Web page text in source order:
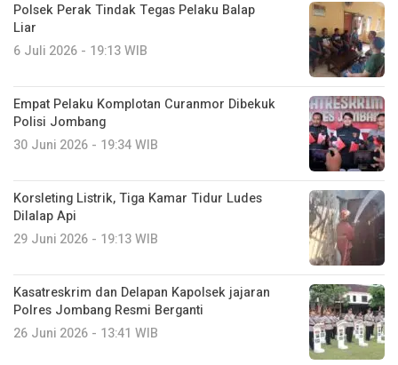
Polsek Perak Tindak Tegas Pelaku Balap
Liar
6 Juli 2026 - 19:13 WIB
Empat Pelaku Komplotan Curanmor Dibekuk
Polisi Jombang
30 Juni 2026 - 19:34 WIB
Korsleting Listrik, Tiga Kamar Tidur Ludes
Dilalap Api
29 Juni 2026 - 19:13 WIB
Kasatreskrim dan Delapan Kapolsek jajaran
Polres Jombang Resmi Berganti
26 Juni 2026 - 13:41 WIB